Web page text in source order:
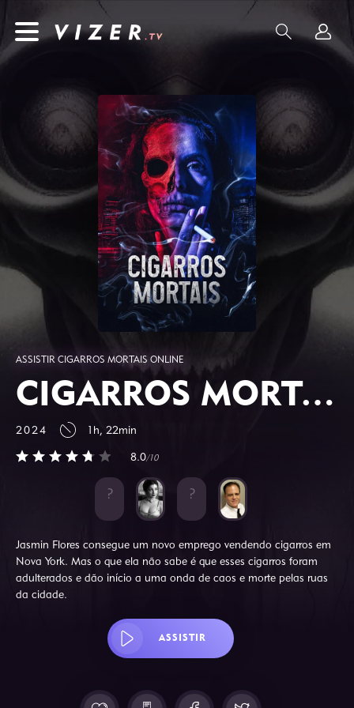
ASSISTIR CIGARROS MORTAIS ONLINE
CIGARROS MORTAIS
2024 1h, 22min
8.0/10
Jasmin Flores consegue um novo emprego vendendo cigarros em
Nova York. Mas o que ela não sabe é que esses cigarros foram
adulterados e dão início a uma onda de caos e morte pelas ruas
da cidade.
ASSISTIR